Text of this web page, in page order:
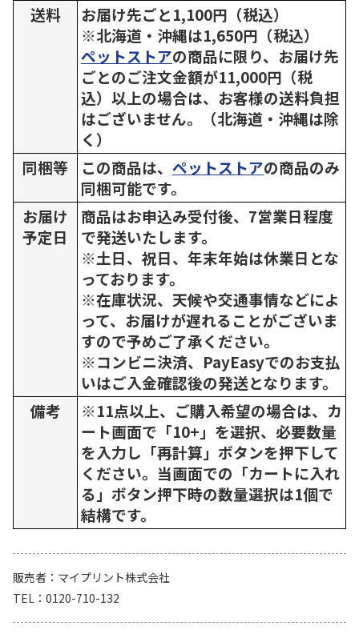
送料
お届け先ごと1,100円（税込）
※北海道・沖縄は1,650円（税込）
ペットストアの商品に限り、お届け先
ごとのご注文金額が11,000円（税
込）以上の場合は、お客様の送料負担
はございません。（北海道・沖縄は除
く）
同梱等
この商品は、 ペットストアの商品のみ
同梱可能です。
お届け
予定日
商品はお申込み受付後、7営業日程度
で発送いたします。
※土日、祝日、年末年始は休業日とな
っております。
※在庫状況、天候や交通事情などによ
って、お届けが遅れることがございま
すので予めご了承ください。
※コンビニ決済、PayEasyでのお支払
いはご入金確認後の発送となります。
備考
※11点以上、ご購入希望の場合は、カ
ート画面で「10+」を選択、必要数量
を入力し「再計算」ボタンを押下して
ください。当画面での「カートに入れ
る」ボタン押下時の数量選択は1個で
結構です。
販売者
マイプリント株式会社
TEL
0120-710-132